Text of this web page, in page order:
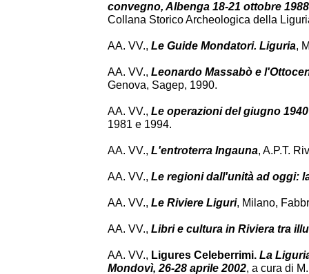
convegno, Albenga 18-21 ottobre 1988
Collana Storico Archeologica della
AA. VV., Le Guide Mondatori. Liguria,
AA. VV., Leonardo Massabò e
Genova, Sagep, 1990.
AA. VV., Le operazioni del giugno
1981 e 1994.
AA. VV., L'entroterra Ingauna, A.P.T.
AA. VV., Le regioni dall'unità ad oggi:
AA. VV., Le Riviere Liguri, Milano,
AA. VV., Libri e cultura in Riviera tra
AA. VV., Ligures Celeberrimi. La
Mondovì, 26-28 aprile 2002, a cura di